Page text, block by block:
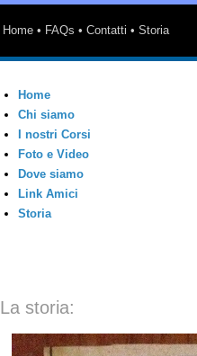
Home• FAQs • Contatti • Storia
Home
Chi siamo
I nostri Corsi
Foto e Video
Dove siamo
Link Amici
Storia
La storia: